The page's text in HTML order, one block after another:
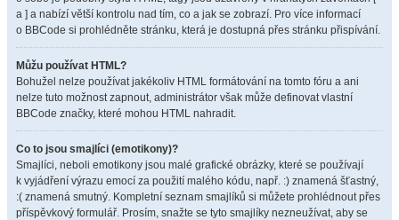
a ] a nabízí větší kontrolu nad tím, co a jak se zobrazí. Pro více informací
o BBCode si prohlédněte stránku, která je dostupná přes stránku přispívání.
Můžu používat HTML?
Bohužel nelze používat jakékoliv HTML formátování na tomto fóru a ani
nelze tuto možnost zapnout, administrátor však může definovat vlastní
BBCode značky, které mohou HTML nahradit.
Co to jsou smajlíci (emotikony)?
Smajlíci, neboli emotikony jsou malé grafické obrázky, které se používají
k vyjádření výrazu emocí za použití malého kódu, např. :) znamená šťastný,
:( znamená smutný. Kompletní seznam smajlíků si můžete prohlédnout přes
příspěvkový formulář. Prosím, snažte se tyto smajlíky nezneužívat, aby se